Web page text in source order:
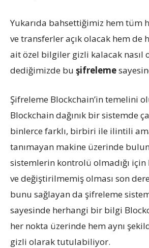
Yukarıda bahsettiğimiz hem tüm
ve transferler açık olacak hem de
ait özel bilgiler gizli kalacak nasıl
dediğimizde bu şifreleme
Şifreleme Blockchain’in temelini
Blockchain dağınık bir sistemde
binlerce farklı, birbiri ile ilintili
tanımayan makine üzerinde
sistemlerin kontrolü olmadığı
ve değiştirilmemiş olması son
bunu sağlayan da şifreleme
sayesinde herhangi bir bilgi
her nokta üzerinde hem aynı
gizli olarak tutulabiliyor.